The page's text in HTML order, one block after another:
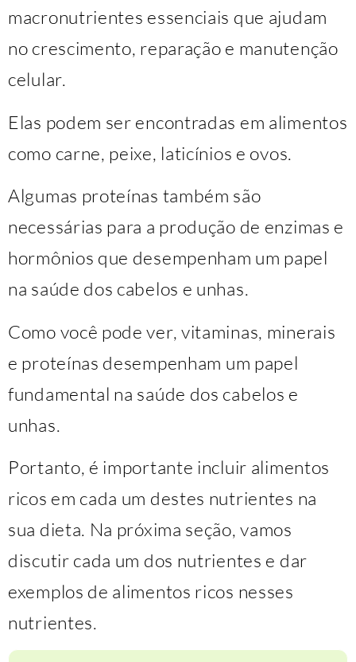
macronutrientes essenciais que ajudam
no crescimento, reparação e manutenção
celular.
Elas podem ser encontradas em alimentos
como carne, peixe, laticínios e ovos.
Algumas proteínas também são
necessárias para a produção de enzimas e
hormônios que desempenham um papel
na saúde dos cabelos e unhas.
Como você pode ver, vitaminas, minerais
e proteínas desempenham um papel
fundamental na saúde dos cabelos e
unhas.
Portanto, é importante incluir alimentos
ricos em cada um destes nutrientes na
sua dieta. Na próxima seção, vamos
discutir cada um dos nutrientes e dar
exemplos de alimentos ricos nesses
nutrientes.